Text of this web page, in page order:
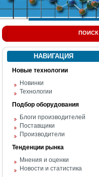
ПОИСК
НАВИГАЦИЯ
Новые технологии
Новинки
Технологии
Подбор оборудования
Блоги производителей
Поставщики
Производители
Тенденции рынка
Мнения и оценки
Новости и статистика